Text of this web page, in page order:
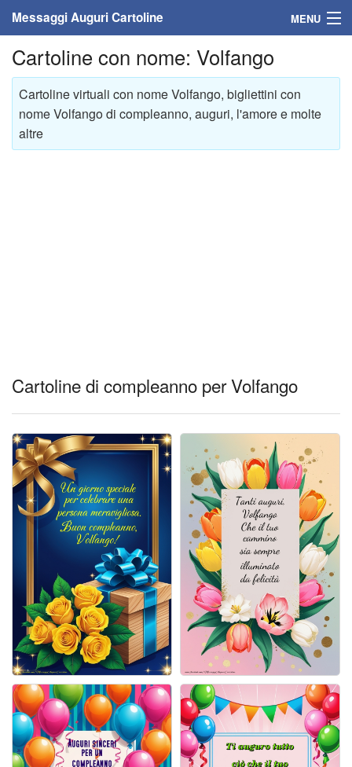
Messaggi Auguri Cartoline MENU
Home
Messaggi
Cartoline
Cartoline musicali
Cartoline animate
Accedi
Cartoline con nome: Volfango
Cartoline virtuali con nome Volfango, bigliettini con
nome Volfango di compleanno, auguri, l'amore e molte
altre
Cartoline di compleanno per Volfango